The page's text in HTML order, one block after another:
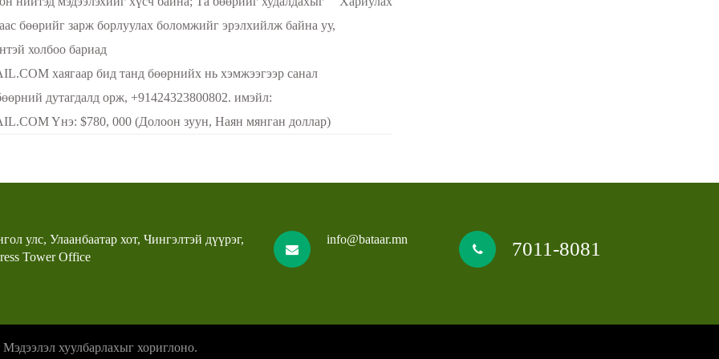
бөөрийг зарж борлуулах боломжийг эрэлхийлж байна уу,
холбоо бариад
хаягаар бид танд бөөрнийх нь хэмжээгээр санал
дутагдалд орж, +91424323800802. имэйл:
Yнэ: $780, 000 (Долоон зуун, Наян мянган доллар)
улс, Улаанбаатар хот, Чингэлтэй дүүрэг,
Tower Office
info@bataar.mn 7011-8081
хуулбарлахыг хориглоно.